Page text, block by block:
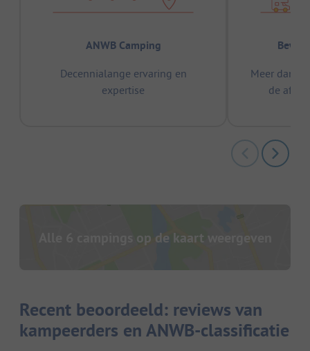
ANWB Camping
Decennialange ervaring en
expertise
Meer dan
de
Alle 6 campings op de kaart weergeven
Recent beoordeeld: reviews van
kampeerders en ANWB-classificatie